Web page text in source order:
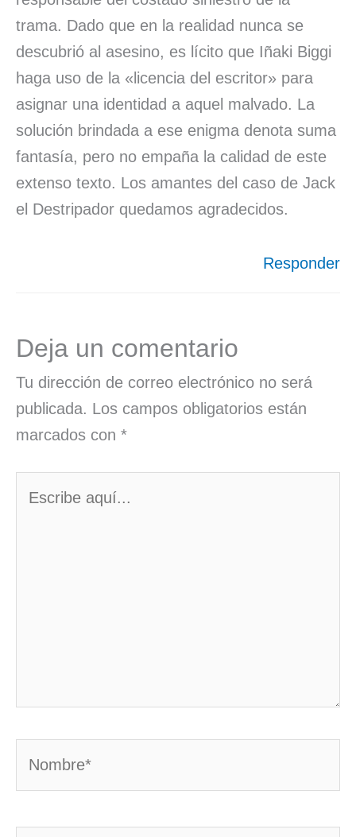
trama. Dado que en la realidad nunca se
descubrió al asesino, es lícito que Iñaki Biggi
haga uso de la «licencia del escritor» para
asignar una identidad a aquel malvado. La
solución brindada a ese enigma denota suma
fantasía, pero no empaña la calidad de este
extenso texto. Los amantes del caso de Jack
el Destripador quedamos agradecidos.
Responder
Deja un comentario
Tu dirección de correo electrónico no será
publicada. Los campos obligatorios están
marcados con *